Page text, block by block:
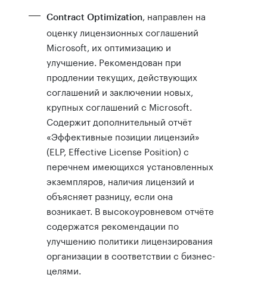
Contract Optimization, направлен на
оценку лицензионных соглашений
Microsoft, их оптимизацию и
улучшение. Рекомендован при
продлении текущих, действующих
соглашений и заключении новых,
крупных соглашений с Microsoft.
Содержит дополнительный отчёт
«Эффективные позиции лицензий»
(ELP, Effective License Position) с
перечнем имеющихся установленных
экземпляров, наличия лицензий и
объясняет разницу, если она
возникает. В высокоуровневом отчёте
содержатся рекомендации по
улучшению политики лицензирования
организации в соответствии с бизнес-
целями.